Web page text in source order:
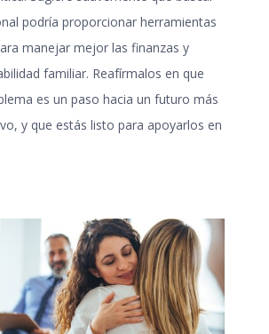
podría proporcionar herramientas
manejar mejor las finanzas y
familiar. Reafírmalos en que
es un paso hacia un futuro más
y que estás listo para apoyarlos en